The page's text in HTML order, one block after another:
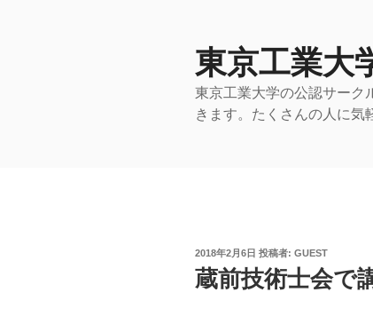
東京工業大
東京工業大学の公認サーク
きます。たくさんの人に気
投
稿
日:
2018年2月6日 投稿者: GUEST
蔵前技術士会で